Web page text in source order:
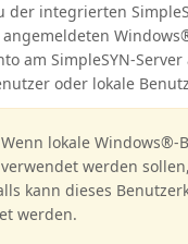
der integrierten
am SimpleSYN-
oder lokale
Wenn lokale Windows®-
verwendet werden
kann dieses
werden.